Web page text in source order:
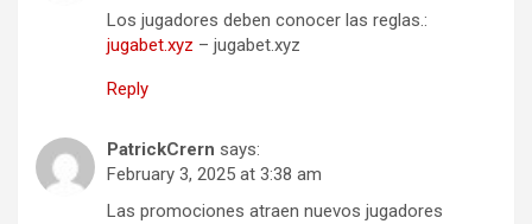
Los jugadores deben conocer las reglas.:
jugabet.xyz – jugabet.xyz
Reply
PatrickCrern says:
February 3, 2025 at 3:38 am
Las promociones atraen nuevos jugadores